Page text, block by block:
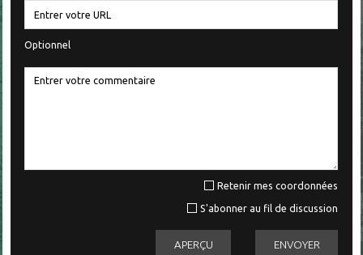
Optionnel
Retenir mes coordonnées
S'abonner au fil de discussion